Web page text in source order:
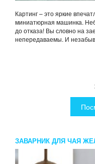
Картинг – это яркие
миниатюрная машинка.
до отказа! Вы словно на
непередаваемы. И
ЗАВАРНИК ДЛЯ ЧАЯ